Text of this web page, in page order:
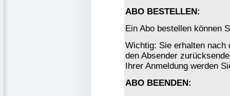
ABO BESTELLEN:
Ein Abo bestellen können
Wichtig: Sie erhalten nach
den Absender
Ihrer Anmeldung werden
ABO BEENDEN: